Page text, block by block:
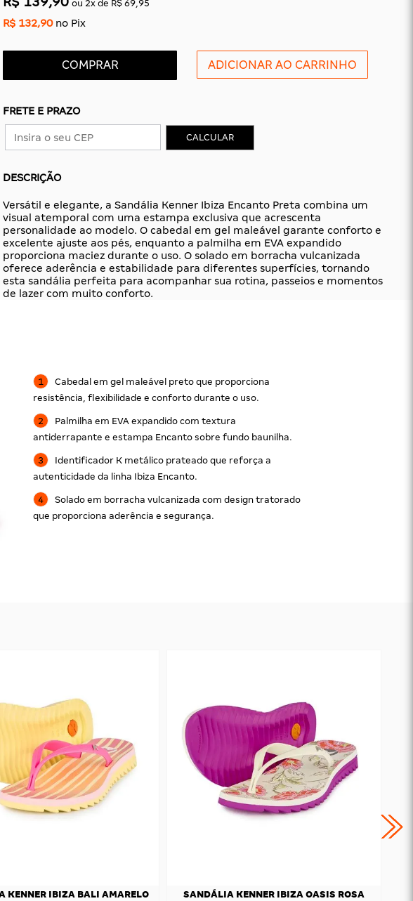
ou 2x de R$ 69,95
R$ 132,90no Pix
COMPRAR
FRETE E PRAZO
CALCULAR
DESCRIÇÃO
Versátil e elegante, a Sandália Kenner Ibiza Encanto Preta combina um
visual atemporal com uma estampa exclusiva que acrescenta
personalidade ao modelo. O cabedal em gel maleável garante conforto e
excelente ajuste aos pés, enquanto a palmilha em EVA expandido
proporciona maciez durante o uso. O solado em borracha vulcanizada
oferece aderência e estabilidade para diferentes superfícies, tornando
esta sandália perfeita para acompanhar sua rotina, passeios e momentos
de lazer com muito conforto.
Cabedal em gel maleável preto que proporciona
resistência, flexibilidade e conforto durante o uso.
Palmilha em EVA expandido com textura
antiderrapante e estampa Encanto sobre fundo baunilha.
Identificador K metálico prateado que reforça a
autenticidade da linha Ibiza Encanto.
Solado em borracha vulcanizada com design tratorado
que proporciona aderência e segurança.
KENNER IBIZA BALI AMARELO SANDÁLIA KENNER IBIZA OASIS ROSA